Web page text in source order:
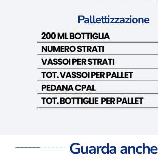
Pallettizzazione
Guarda anche